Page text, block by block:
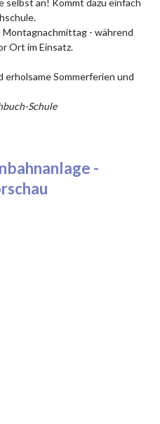
selbst an! Kommt dazu einfach
- während
Ort im Einsatz.
Sommerferien und
Schule
-